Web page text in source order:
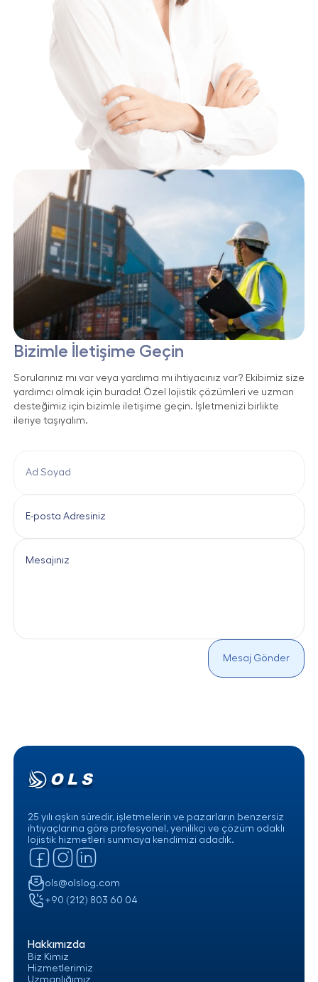
Bizimle İletişime Geçin
Sorularınız mı var veya yardıma mı ihtiyacınız var? Ekibimiz size
yardımcı olmak için burada! Özel lojistik çözümleri ve uzman
desteğimiz için bizimle iletişime geçin. İşletmenizi birlikte
ileriye taşıyalım.
Mesaj Gönder
25 yılı aşkın süredir, işletmelerin ve pazarların benzersiz
ihtiyaçlarına göre profesyonel, yenilikçi ve çözüm odaklı
lojistik hizmetleri sunmaya kendimizi adadık.
ols@olslog.com
+90 (212) 803 60 04
Hakkımızda
Biz Kimiz
Hizmetlerimiz
Uzmanlığımız